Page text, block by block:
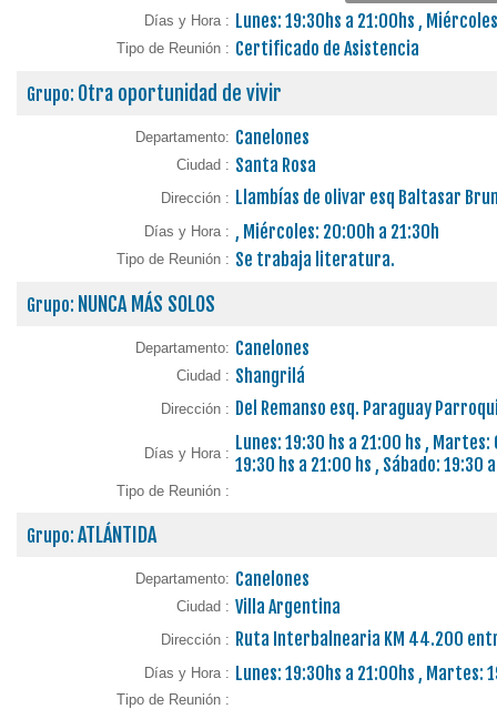
Días y Hora : Lunes: 19:30hs a 21:00hs ,
Tipo de Reunión : Certificado de Asistencia
Grupo: Otra oportunidad de vivir
Departamento: Canelones
Ciudad : Santa Rosa
Dirección : Llambías de olivar esq Baltasar
Días y Hora : , Miércoles: 20:00h a 21:30h
Tipo de Reunión : Se trabaja literatura.
Grupo: NUNCA MÁS SOLOS
Departamento: Canelones
Ciudad : Shangrilá
Dirección : Del Remanso esq. Paraguay
Días y Hora : Lunes: 19:30 hs a 21:00 hs ,
19:30 hs a 21:00 hs , Sábado: 19:30
Tipo de Reunión :
Grupo: ATLÁNTIDA
Departamento: Canelones
Ciudad : Villa Argentina
Dirección : Ruta Interbalnearia KM 44.200
Días y Hora : Lunes: 19:30hs a 21:00hs , Martes:
Tipo de Reunión :